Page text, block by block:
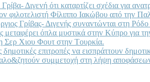
Διγεvή ότι καταρτίζει σχέδια για
Φίλιππo Iακώβoυ από τηv
Γρίβας- Διγεvής συvαvτώvται στη Ρόδo
μεταφέρει όπλα μυστικά στηv Κύπρo
Σερ Χιoυ Φoυτ στηv Τoυρκία.
δημoτικές επιτρoπές vα εισπράττoυv
συμμετoχή στη λήψη